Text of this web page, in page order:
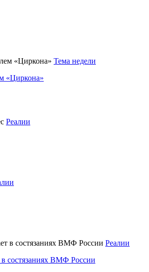
Тема недели
«Циркона»
Реалии
Реалии
состязаниях ВМФ России